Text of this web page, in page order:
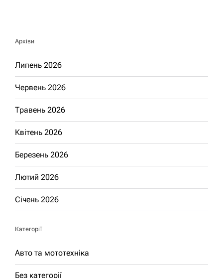
Архіви
Липень 2026
Червень 2026
Травень 2026
Квітень 2026
Березень 2026
Лютий 2026
Січень 2026
Категорії
Авто та мототехніка
Без категорії